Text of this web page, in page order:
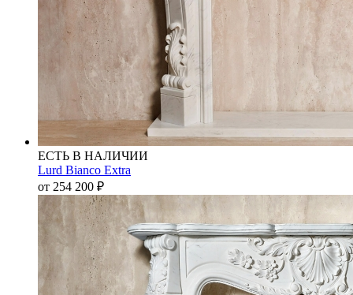
ЕСТЬ В НАЛИЧИИ
Lurd Bianco Extra
от 254 200 ₽